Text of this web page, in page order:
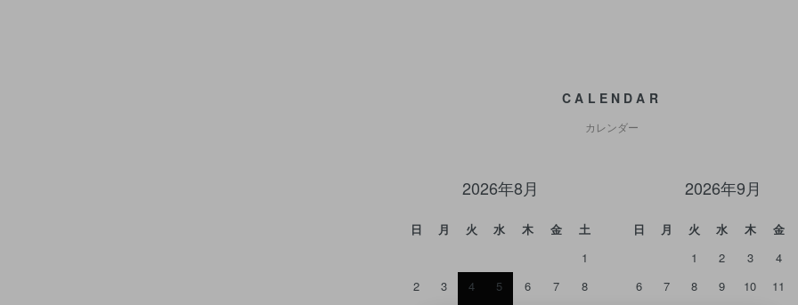
CALENDAR
カレンダー
2026年8月
日 月 火 水 木 金
土
1
2
3 4 5 6 7
8
2026年9月
日 月 火 水 木
金
1
2 3
4
6
7 8 9 10
11